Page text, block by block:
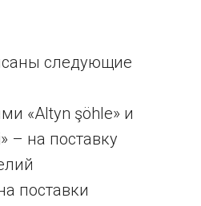
следующие
«Altyn şöhle» и
– на поставку
поставки